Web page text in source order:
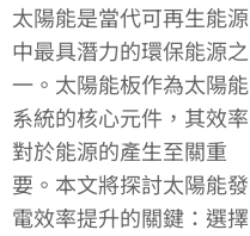
太陽能是當代可再生能源
中最具潛力的環保能源之
一。太陽能板作為太陽能
系統的核心元件，其效率
對於能源的產生至關重
要。本文將探討太陽能發
電效率提升的關鍵：選擇